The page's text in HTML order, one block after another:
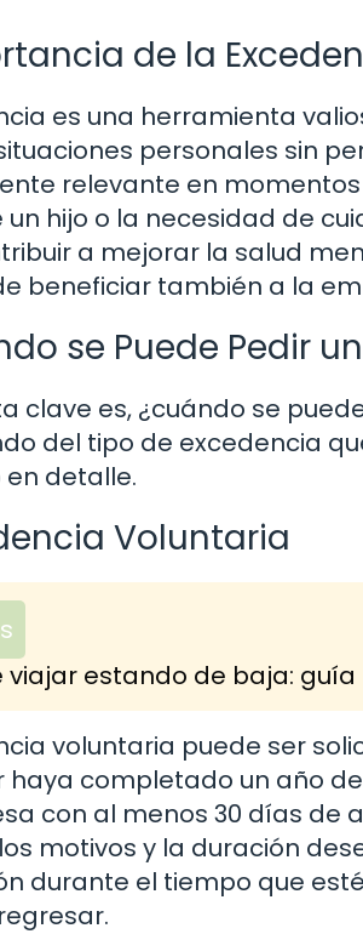
de la
es una herramienta
personales sin
relevante en
hijo o la necesidad de
a mejorar la salud
beneficiar también a la
se Puede Pedir
clave es, ¿cuándo se
del tipo de excedencia
detalle.
Voluntaria
viajar estando de baja:
voluntaria puede ser
completado un año
con al menos 30 días de
motivos y la duración
durante el tiempo que